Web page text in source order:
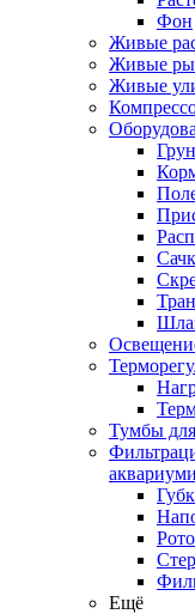
Фон
Живые
Живые
Живые
Тумбы
Ещё